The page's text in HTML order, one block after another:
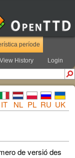
període
View History Login
IT NL PL RU UK
de versió des